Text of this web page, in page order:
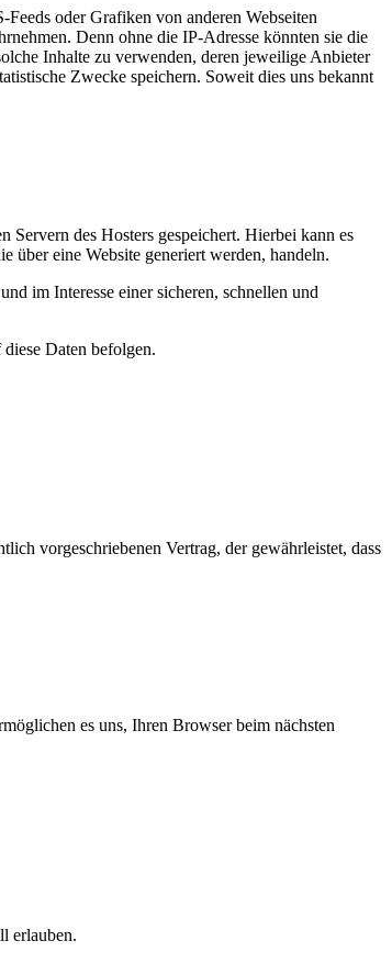
oder Grafiken von anderen Webseiten
Denn ohne die IP-Adresse könnten sie die
Inhalte zu verwenden, deren jeweilige Anbieter
Zwecke speichern. Soweit dies uns bekannt
Servern des Hosters gespeichert. Hierbei kann es
über eine Website generiert werden, handeln.
im Interesse einer sicheren, schnellen und
Daten befolgen.
vorgeschriebenen Vertrag, der gewährleistet, dass
es uns, Ihren Browser beim nächsten
erlauben.